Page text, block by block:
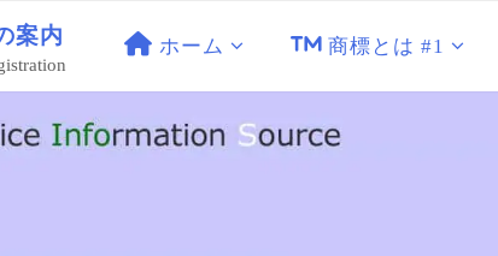
案内 ホーム 商標とは #1